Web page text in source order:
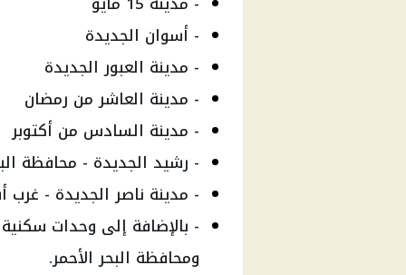
- أسوان الجديدة
- مدينة العبور الجديدة
- مدينة العاشر من رمضان
- مدينة السادس من أكتوبر
- رشيد الجديدة - محافظة
- مدينة ناصر الجديدة - غرب
- بالإضافة إلى وحدات
ومحافظة البحر الأحمر.